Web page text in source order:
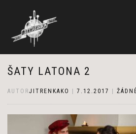
ŠATY LATONA 2
AUTORJITRENKAKO 7.12.2017